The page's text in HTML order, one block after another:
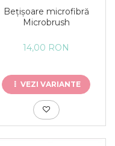
Bețișoare microfibră
Microbrush
14,00 RON
VEZI VARIANTE